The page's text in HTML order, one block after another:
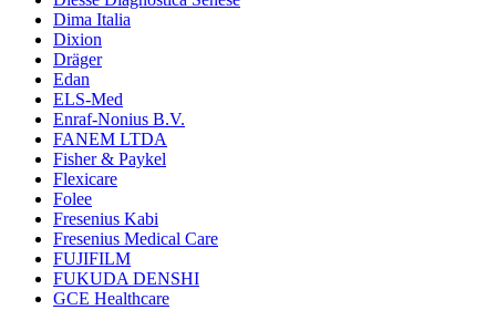
Dima Italia
Dixion
Dräger
Edan
ELS-Med
Enraf-Nonius B.V.
FANEM LTDA
Fisher & Paykel
Flexicare
Folee
Fresenius Kabi
Fresenius Medical Care
FUJIFILM
FUKUDA DENSHI
GCE Healthcare